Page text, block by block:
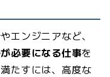
エンジニアなど、
必要になる仕事を
たすには、高度な